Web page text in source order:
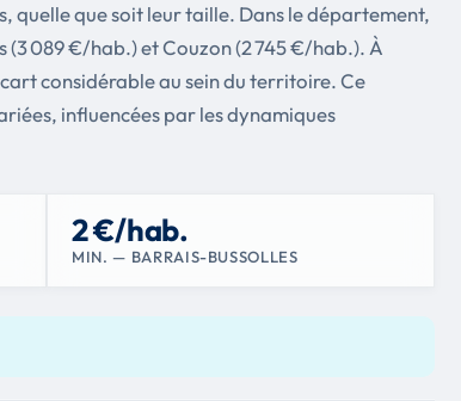
quelle que soit leur taille. Dans le département,
(3 089 €/hab.) et Couzon (2 745 €/hab.). À
considérable au sein du territoire. Ce
influencées par les dynamiques
2 €/hab.
MIN. — BARRAIS-BUSSOLLES